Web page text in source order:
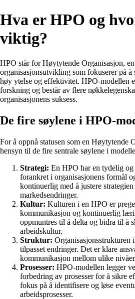
Hva er HPO og
viktig?
HPO står for Høytytende Organisasjon,
organisasjonsutvikling som fokuserer på å
høy ytelse og effektivitet. HPO-modellen
forskning og består av flere
organisasjonens suksess.
De fire søylene i HPO-
For å oppnå statusen som en Høytytende
hensyn til de fire sentrale søylene i
Strategi: En HPO har en tydelig
forankret i organisasjonens formål
kontinuerlig med å justere
markedsendringer.
Kultur: Kulturen i en HPO er
kommunikasjon og kontinuerlig
oppmuntres til å delta og bidra til å
arbeidskultur.
Struktur:
tilpasset endringer. Det er klare
kommunikasjon mellom ulike
Prosesser: HPO-modellen legger
forbedring av prosesser for å sikre
fokus på å identifisere og løse
arbeidsprosesser.